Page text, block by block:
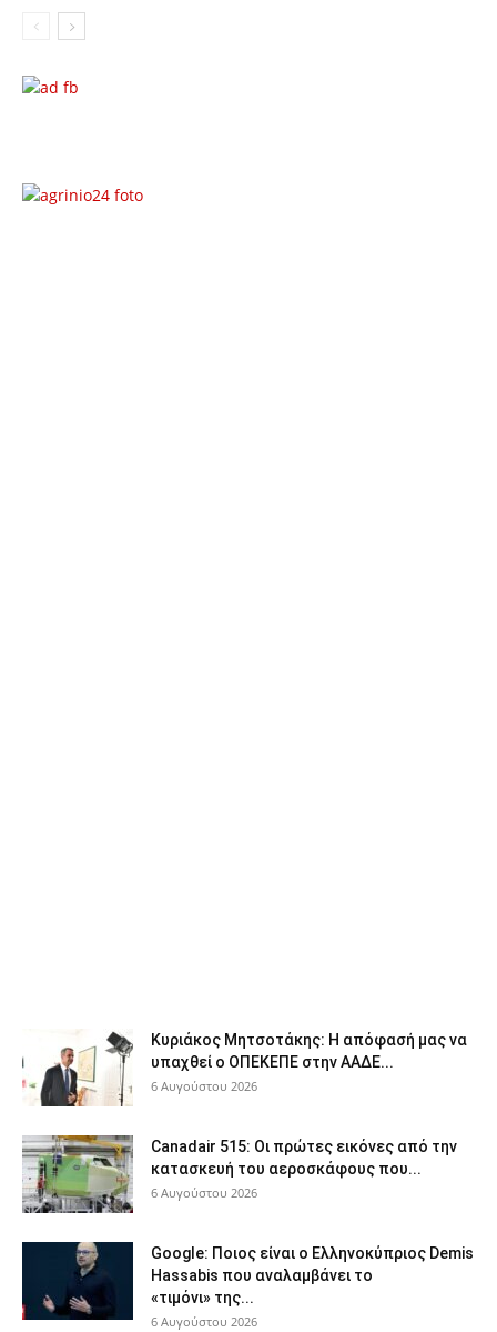
Κυριάκος Μητσοτάκης: Η απόφασή μας να
υπαχθεί ο ΟΠΕΚΕΠΕ στην ΑΑΔΕ...
6 Αυγούστου 2026
Canadair 515: Οι πρώτες εικόνες από την
κατασκευή του αεροσκάφους που...
6 Αυγούστου 2026
Google: Ποιος είναι ο Ελληνοκύπριος Demis
Hassabis που αναλαμβάνει το
«τιμόνι» της...
6 Αυγούστου 2026